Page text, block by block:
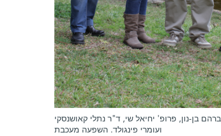
בן-נון, פרופ' יחיאל שי, ד"ר נתלי קאושנסקי
ועומרי פינגולד. השפעה מעכבת